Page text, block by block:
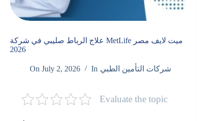
علاج الرباط صليبي في شركة MetLife ميت لايف مصر
2026
On July 2, 2026 In شركات التأمين الطبي
Evaluate the topic